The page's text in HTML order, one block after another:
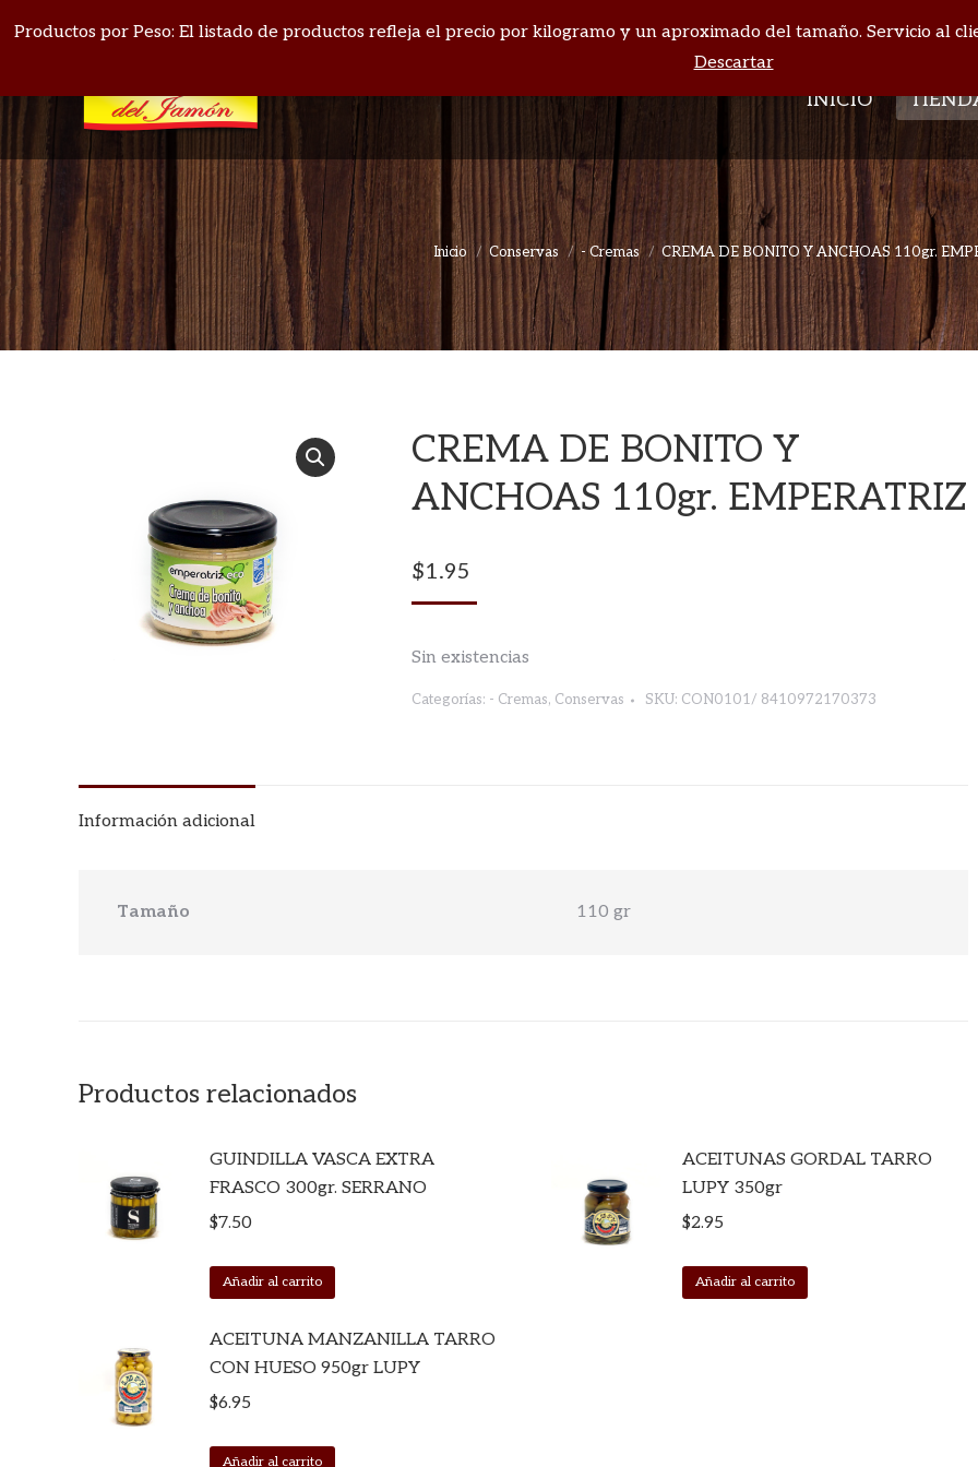
Productos por Peso: El listado de productos refleja el precio por kilogramo y un aproximado del tamaño. Servicio al
Descartar
INICIO
Estás aquí:
Inicio Conservas - Cremas CREMA DE BONITO Y ANCHOAS 110gr.
CREMA DE BONITO Y
ANCHOAS 110gr. EMPERATRIZ
$1.95
Sin existencias
Categorías: - Cremas, Conservas SKU: CON0101/ 8410972170373
Información adicional
Tamaño 110 gr
Productos relacionados
GUINDILLA VASCA EXTRA
FRASCO 300gr. SERRANO
$7.50
Añadir al carrito
ACEITUNAS GORDAL TARRO
LUPY 350gr
$2.95
Añadir al carrito
ACEITUNA MANZANILLA TARRO
CON HUESO 950gr LUPY
$6.95
Añadir al carrito
INICIO